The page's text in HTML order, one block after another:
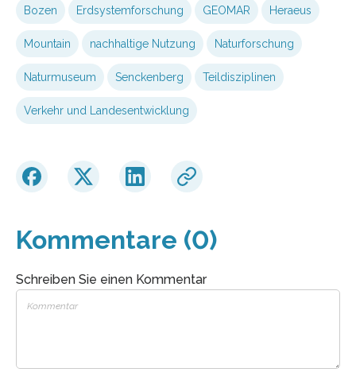
Bozen Erdsystemforschung GEOMAR Heraeus
Mountain nachhaltige Nutzung Naturforschung
Naturmuseum Senckenberg Teildisziplinen
Verkehr und Landesentwicklung
Kommentare (0)
Schreiben Sie einen Kommentar